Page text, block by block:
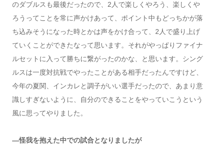
のダブルスも最後だったので、2人で楽しくやろう、楽しくや
ろうってことを常に声かけあって、ポイント中もどっちかが落
ち込みそうになった時とかは声をかけ合って、2人で盛り上げ
ていくことができたなって思います。それがやっぱりファイナ
ルセットに入って勝ちに繋がったのかな、と思います。シング
ルスは一度対抗戦でやったことがある相手だったんですけど、
今年の夏関、インカレと調子がいい選手だったので、あまり意
識しすぎないように、自分のできることをやっていこうという
風に思ってやりました。
―怪我を抱えた中での試合となりましたが